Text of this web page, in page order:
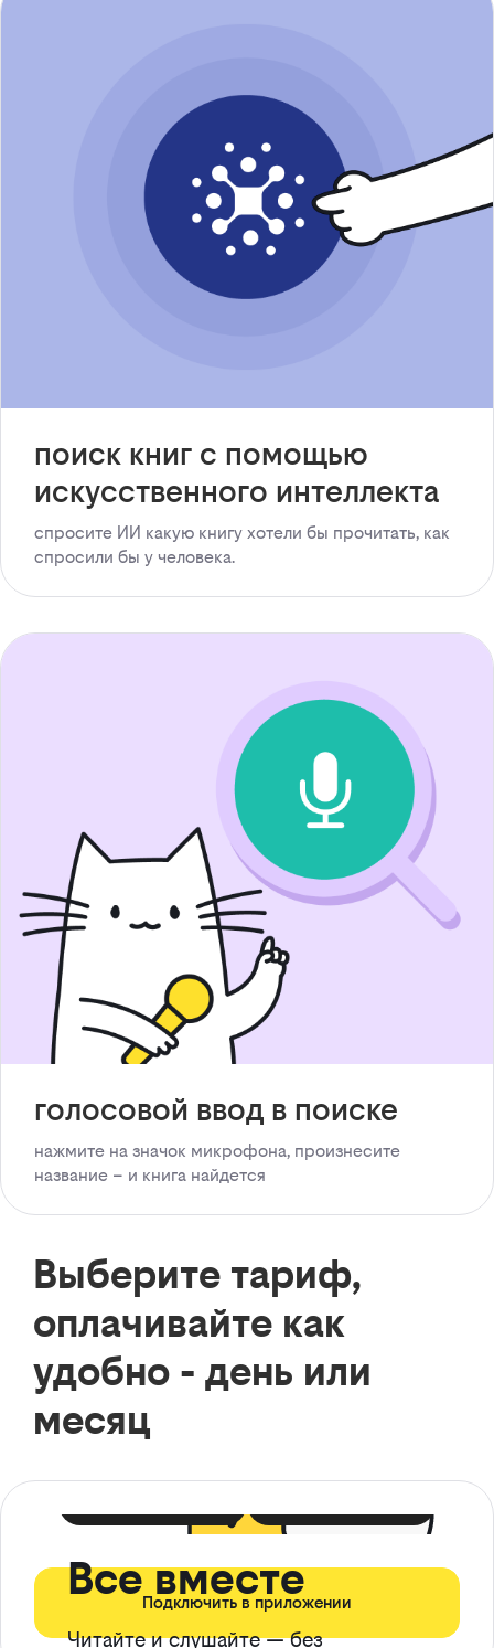
поиск книг с помощью
искусственного интеллекта
спросите ИИ какую книгу хотели бы прочитать, как
спросили бы у человека.
голосовой ввод в поиске
нажмите на значок микрофона, произнесите
название – и книга найдется
Выберите тариф,
оплачивайте как
удобно - день или
месяц
Все вместе
Читайте и слушайте — без
Подключить в приложении